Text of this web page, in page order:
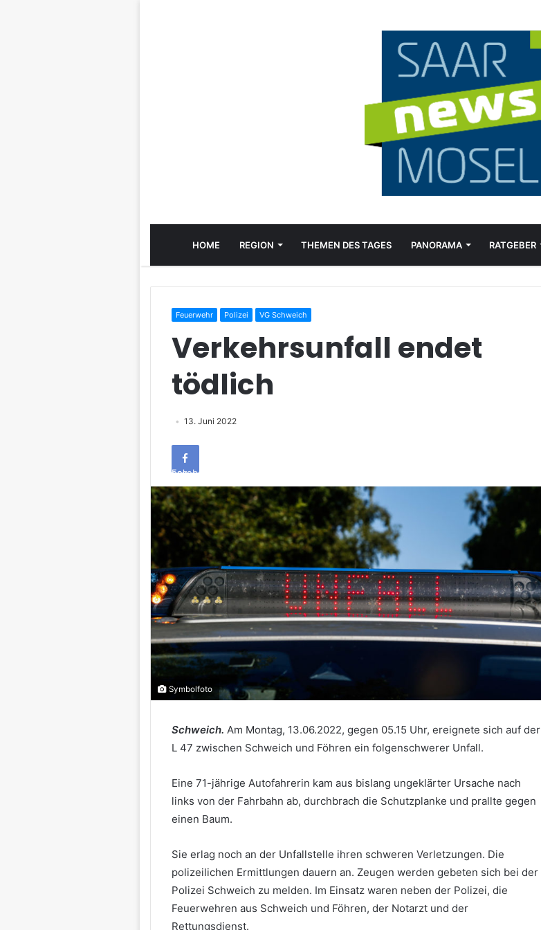
HOME REGION THEMEN DES TAGES PANORAMA RATGEBER
Feuerwehr Polizei VG Schweich
Verkehrsunfall endet
tödlich
13. Juni 2022
Facebook
Symbolfoto
Schweich. Am Montag, 13.06.2022, gegen 05.15 Uhr, ereignete sich auf der
L 47 zwischen Schweich und Föhren ein folgenschwerer Unfall.
Eine 71-jährige Autofahrerin kam aus bislang ungeklärter Ursache nach
links von der Fahrbahn ab, durchbrach die Schutzplanke und prallte gegen
einen Baum.
Sie erlag noch an der Unfallstelle ihren schweren Verletzungen. Die
polizeilichen Ermittlungen dauern an. Zeugen werden gebeten sich bei der
Polizei Schweich zu melden. Im Einsatz waren neben der Polizei, die
Feuerwehren aus Schweich und Föhren, der Notarzt und der
Rettungsdienst.